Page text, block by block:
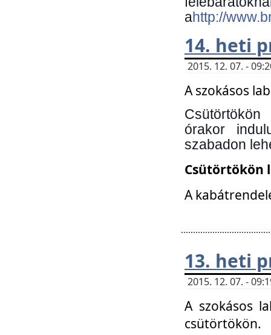
ahttp://
14. heti
2015. 12. 07. -
A szokásos
órakor
szabadon
Csütörtökön
A
13. heti
2015. 12. 07. -
A szokásos
csütörtökön.